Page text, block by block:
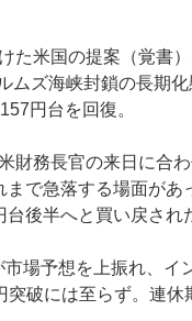
た米国の提案（覚書
ムズ海峡封鎖の長期
円台を回復。
財務長官の来日に合
で急落する場面が
後半へと買い戻され
場予想を上振れ、イ
破には至らず。連